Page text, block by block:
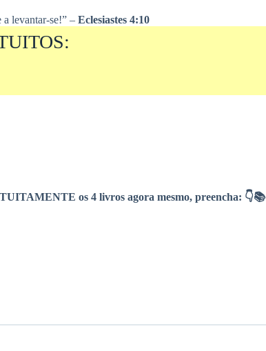
levantar-se!” – Eclesiastes 4:10
os 4 livros agora mesmo, preencha: 👇📚